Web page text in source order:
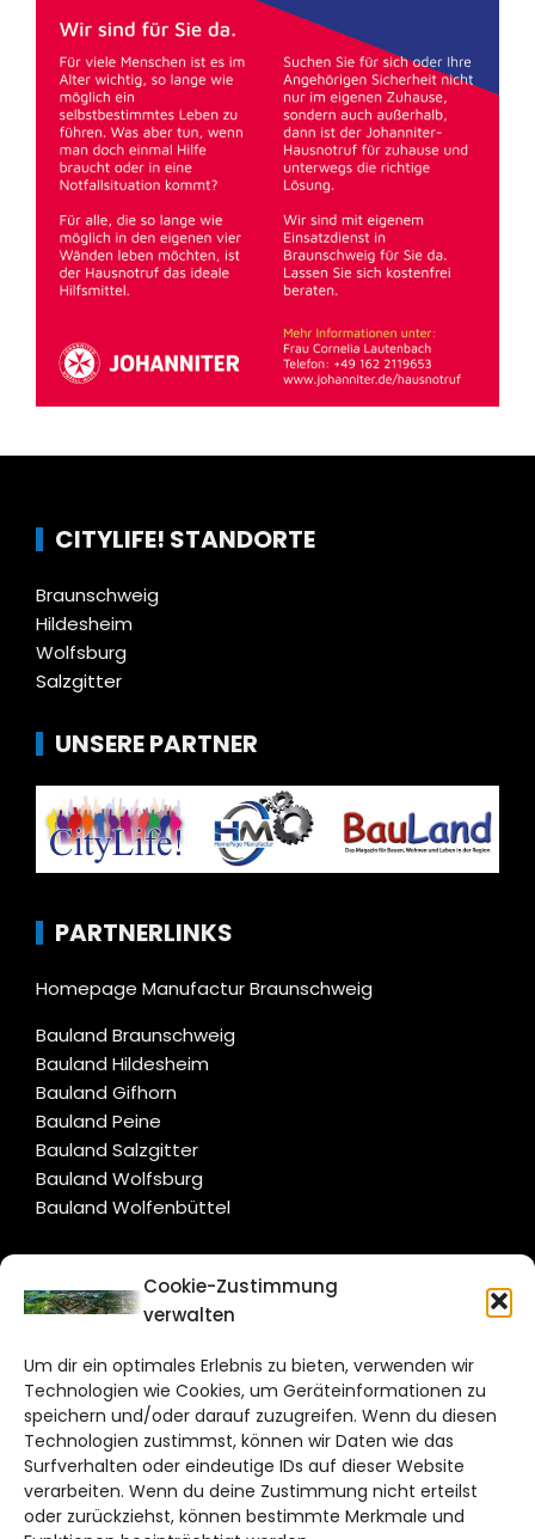
Cookie-Zustimmung
verwalten
Um dir ein optimales Erlebnis zu bieten, verwenden wir
Technologien wie Cookies, um Geräteinformationen zu
speichern und/oder darauf zuzugreifen. Wenn du diesen
Technologien zustimmst, können wir Daten wie das
Surfverhalten oder eindeutige IDs auf dieser Website
verarbeiten. Wenn du deine Zustimmung nicht erteilst
oder zurückziehst, können bestimmte Merkmale und
CITYLIFE! STANDORTE
Braunschweig
Hildesheim
Wolfsburg
Salzgitter
UNSERE PARTNER
PARTNERLINKS
Homepage Manufactur Braunschweig
Bauland Braunschweig
Bauland Hildesheim
Bauland Gifhorn
Bauland Peine
Bauland Salzgitter
Bauland Wolfsburg
Bauland Wolfenbüttel
CITYLIFE!
Bruchtorwall 12
38100 Braunschweig
Telefon: 0531 387220 – 65
DAS STADTMAGAZIN FÜR